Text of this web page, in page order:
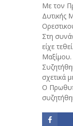
Με τον
Δυτικής
Στη
είχε
Μαξίμου.
σχετικά
Ο